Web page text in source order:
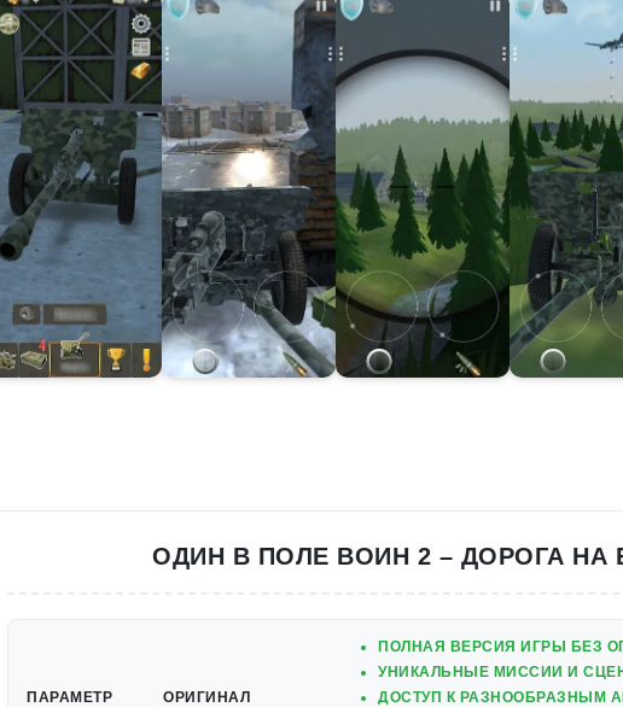
ОДИН В ПОЛЕ ВОИН 2 – ДОРОГА НА
ПАРАМЕТР ОРИГИНАЛ
ПОЛНАЯ ВЕРСИЯ ИГРЫ БЕЗ
УНИКАЛЬНЫЕ МИССИИ И
ДОСТУП К РАЗНООБРАЗНЫМ